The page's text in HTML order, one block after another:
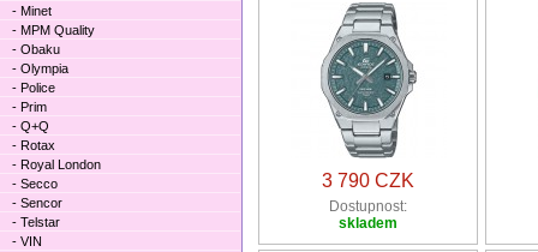
3 790 CZK
Dostupnost:
skladem
- Minet
- MPM Quality
- Obaku
- Olympia
- Police
- Prim
- Q+Q
- Rotax
- Royal London
- Secco
- Sencor
- Telstar
- VIN